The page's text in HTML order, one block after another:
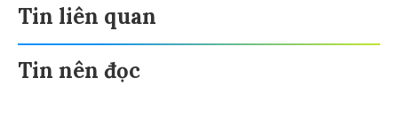
Tin liên quan
Tin nên đọc